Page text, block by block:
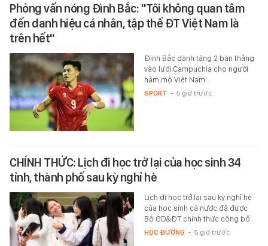
Phỏng vấn nóng Đình Bắc: "Tôi không quan tâm
đến danh hiệu cá nhân, tập thể ĐT Việt Nam là
trên hết"
Đình Bắc dành tặng 2 bàn thắng
vào lưới Campuchia cho người
hâm mộ Việt Nam.
SPORT - 5 giờ trước
CHÍNH THỨC: Lịch đi học trở lại của học sinh 34
tỉnh, thành phố sau kỳ nghỉ hè
Lịch đi học trở lại sau kỳ nghỉ hè
của học sinh cả nước đã được
Bộ GD&ĐT chính thức công bố.
HỌC ĐƯỜNG - 5 giờ trước